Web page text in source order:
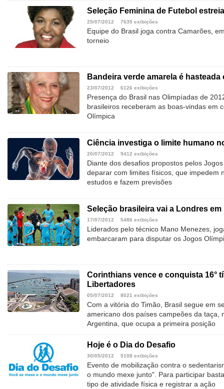
Seleção Feminina de Futebol
25/07/2012 7635 exibições
Equipe do Brasil joga contra Camarões,
torneio
Bandeira verde amarela é hasteada
23/07/2012 6126 exibições
Presença do Brasil nas Olimpíadas de
brasileiros receberam as boas-vindas em
Olímpica
Ciência investiga o limite humano
20/07/2012 9412 exibições
Diante dos desafios propostos pelos
deparar com limites físicos, que impedem
estudos e fazem previsões
Seleção brasileira vai a Londres
17/07/2012 5486 exibições
Liderados pelo técnico Mano Menezes,
embarcaram para disputar os Jogos
Corinthians vence e conquista 16°
Libertadores
05/07/2012 8021 exibições
Com a vitória do Timão, Brasil segue em
americano dos países campeões da taça,
Argentina, que ocupa a primeira posição
Hoje é o Dia do Desafio
30/05/2012 5108 exibições
Evento de mobilização contra o
o mundo mexe junto". Para participar
tipo de atividade física e registrar a ação